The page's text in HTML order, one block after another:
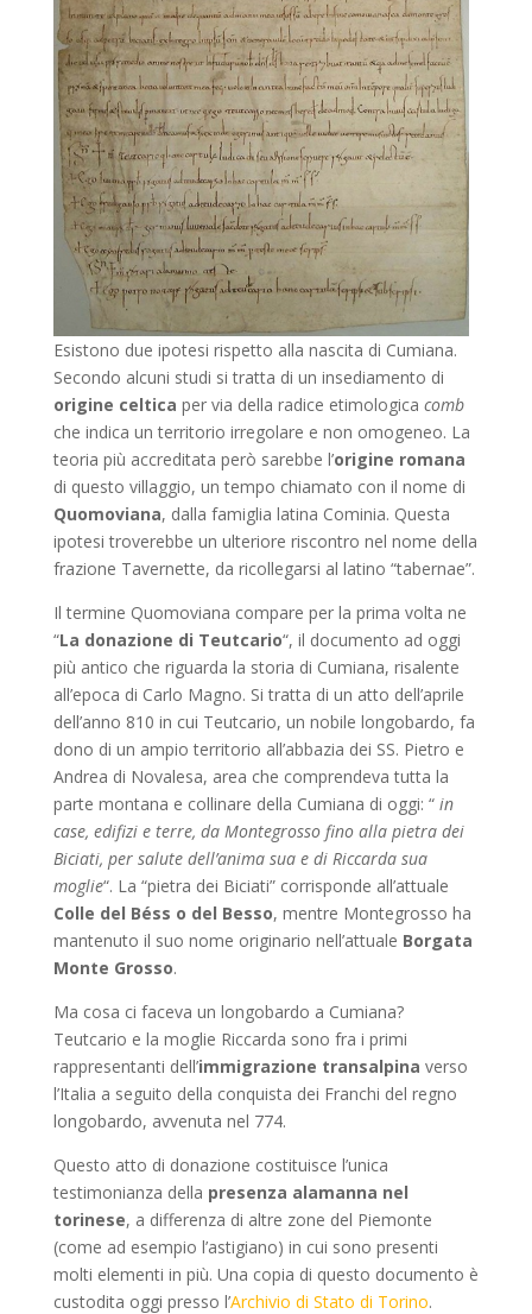
Esistono due ipotesi rispetto alla nascita di Cumiana.
Secondo alcuni studi si tratta di un insediamento di
origine celtica per via della radice etimologica comb
che indica un territorio irregolare e non omogeneo. La
teoria più accreditata però sarebbe l’origine romana
di questo villaggio, un tempo chiamato con il nome di
Quomoviana, dalla famiglia latina Cominia. Questa
ipotesi troverebbe un ulteriore riscontro nel nome della
frazione Tavernette, da ricollegarsi al latino “tabernae”.
Il termine Quomoviana compare per la prima volta ne
“La donazione di Teutcario“, il documento ad oggi
più antico che riguarda la storia di Cumiana, risalente
all’epoca di Carlo Magno. Si tratta di un atto dell’aprile
dell’anno 810 in cui Teutcario, un nobile longobardo, fa
dono di un ampio territorio all’abbazia dei SS. Pietro e
Andrea di Novalesa, area che comprendeva tutta la
parte montana e collinare della Cumiana di oggi: “in
case, edifizi e terre, da Montegrosso fino alla pietra dei
Biciati, per salute dell’anima sua e di Riccarda sua
moglie“. La “pietra dei Biciati” corrisponde all’attuale
Colle del Béss o del Besso, mentre Montegrosso ha
mantenuto il suo nome originario nell’attuale Borgata
Monte Grosso.
Ma cosa ci faceva un longobardo a Cumiana?
Teutcario e la moglie Riccarda sono fra i primi
rappresentanti dell’immigrazione transalpina verso
l’Italia a seguito della conquista dei Franchi del regno
longobardo, avvenuta nel 774.
Questo atto di donazione costituisce l’unica
testimonianza della presenza alamanna nel
torinese, a differenza di altre zone del Piemonte
(come ad esempio l’astigiano) in cui sono presenti
molti elementi in più. Una copia di questo documento è
custodita oggi presso l’Archivio di Stato di Torino.